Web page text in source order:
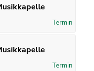
Termin
Termin